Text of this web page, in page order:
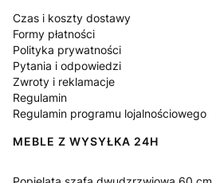
Czas i koszty dostawy
Formy płatności
Polityka prywatności
Pytania i odpowiedzi
Zwroty i reklamacje
Regulamin
Regulamin programu lojalnościowego
MEBLE Z WYSYŁKA 24H